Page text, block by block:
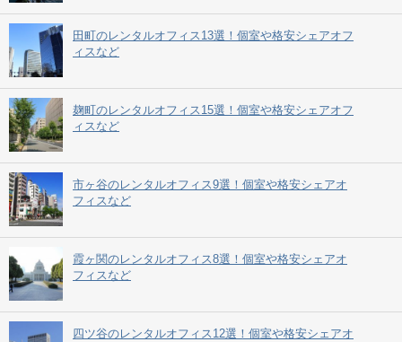
田町のレンタルオフィス13選！個室や格安シェアオフ
ィスなど
麹町のレンタルオフィス15選！個室や格安シェアオフ
ィスなど
市ヶ谷のレンタルオフィス9選！個室や格安シェアオ
フィスなど
霞ヶ関のレンタルオフィス8選！個室や格安シェアオ
フィスなど
四ツ谷のレンタルオフィス12選！個室や格安シェアオ